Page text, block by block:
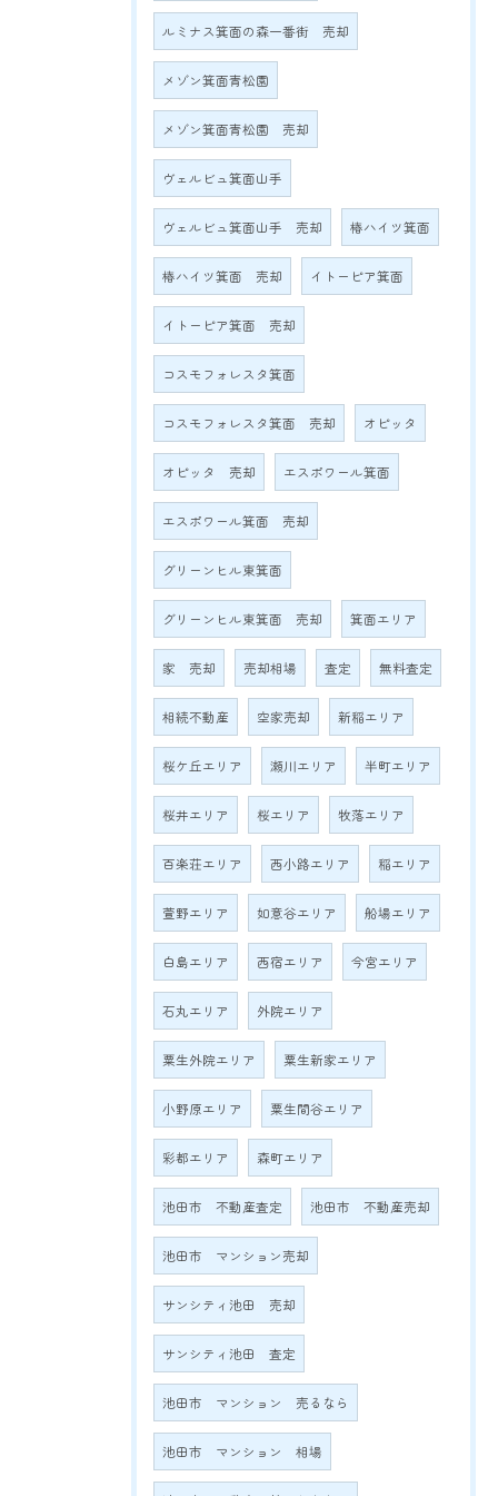
ルミナス箕面の森一番街 売却
メゾン箕面青松園
メゾン箕面青松園 売却
ヴェルビュ箕面山手
ヴェルビュ箕面山手 売却 椿ハイツ箕面
椿ハイツ箕面 売却 イトーピア箕面
イトーピア箕面 売却
コスモフォレスタ箕面
コスモフォレスタ箕面 売却 オピッタ
オピッタ 売却 エスポワール箕面
エスポワール箕面 売却
グリーンヒル東箕面
グリーンヒル東箕面 売却 箕面エリア
家 売却 売却相場 査定 無料査定
相続不動産 空家売却 新稲エリア
桜ケ丘エリア 瀬川エリア 半町エリア
桜井エリア 桜エリア 牧落エリア
百楽荘エリア 西小路エリア 稲エリア
萱野エリア 如意谷エリア 船場エリア
白島エリア 西宿エリア 今宮エリア
石丸エリア 外院エリア
粟生外院エリア 粟生新家エリア
小野原エリア 粟生間谷エリア
彩都エリア 森町エリア
池田市 不動産査定 池田市 不動産売却
池田市 マンション売却
サンシティ池田 売却
サンシティ池田 査定
池田市 マンション 売るなら
池田市 マンション 相場